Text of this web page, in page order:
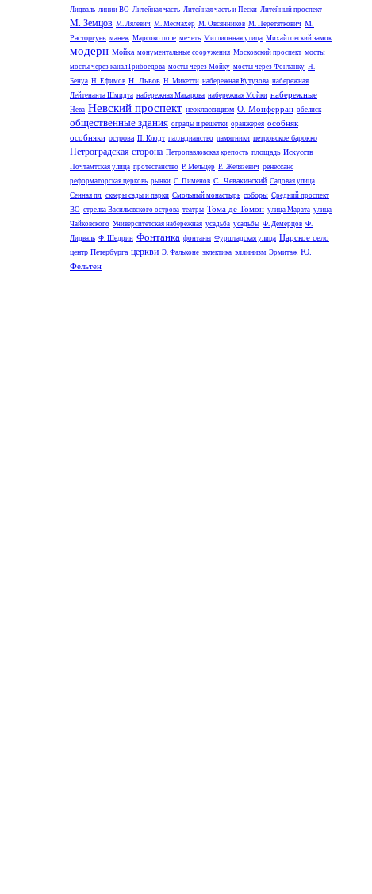
Лидваль линии ВО Литейная часть Литейная часть и Пески Литейный проспект
М. Земцов М. Лялевич М. Месмахер М. Овсянников М. Перетяткович М.
Расторгуев манеж Марсово поле мечеть Миллионная улица Михайловский замок
модерн Мойка монументальные сооружения Московский проспект мосты
мосты через канал Грибоедова мосты через Мойку мосты через Фонтанку Н.
Бенуа Н. Ефимов Н. Львов Н. Микетти набережная Кутузова набережная
Лейтенанта Шмидта набережная Макарова набережная Мойки набережные
Нева Невский проспект неоклассицизм О. Монферран обелиск
общественные здания ограды и решетки оранжерея особняк
особняки острова П. Клодт палладианство памятники петровское барокко
Петроградская сторона Петропавловская крепость площадь Искусств
Почтамтская улица протестанство Р. Мельцер Р. Желязевич ренессанс
реформаторская церковь рынки С. Пименов С. Чевакинский Садовая улица
Сенная пл. скверы сады и парки Смольный монастырь соборы Средний проспект
ВО стрелка Васильевского острова театры Тома де Томон улица Марата улица
Чайковского Университетская набережная усадьба усадьбы Ф. Демерцов Ф.
Лидваль Ф. Шедрин Фонтанка фонтаны Фурштадская улица Царское село
центр Петербурга церкви Э. Фальконе эклектика эллинизм Эрмитаж Ю.
Фельтен